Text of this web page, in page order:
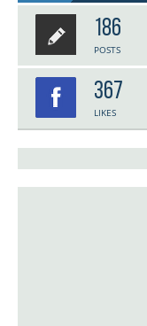
186
POSTS
367
LIKES